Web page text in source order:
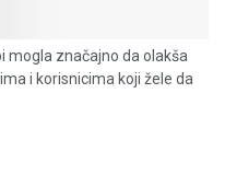
mogla značajno da olakša
i korisnicima koji žele da